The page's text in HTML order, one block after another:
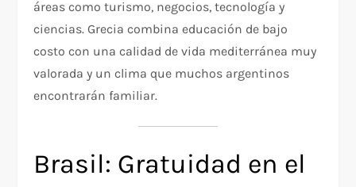
áreas como turismo, negocios, tecnología y
ciencias. Grecia combina educación de bajo
costo con una calidad de vida mediterránea muy
valorada y un clima que muchos argentinos
encontrarán familiar.
Brasil: Gratuidad en el